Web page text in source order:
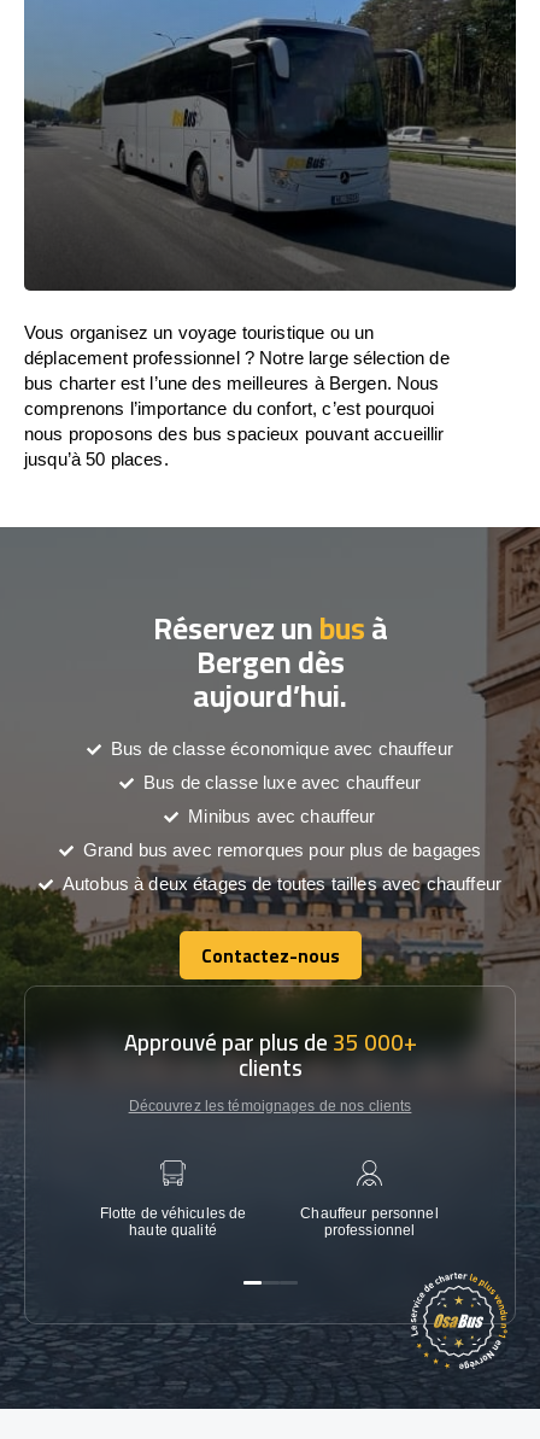
Vous organisez un voyage touristique ou un
déplacement professionnel ? Notre large sélection de
bus charter est l’une des meilleures à Bergen. Nous
comprenons l’importance du confort, c’est pourquoi
nous proposons des bus spacieux pouvant accueillir
jusqu’à 50 places.
Réservez unbusà
Bergen dès
aujourd’hui.
Bus de classe économique avec chauffeur
Bus de classe luxe avec chauffeur
Minibus avec chauffeur
Grand bus avec remorques pour plus de bagages
Autobus à deux étages de toutes tailles avec chauffeur
Contactez-nous
Contactez-nous
Approuvé par plus de35 000+
clients
Découvrez les témoignages de nos clients
Flotte de véhicules de
haute qualité
Chauffeur personnel
professionnel